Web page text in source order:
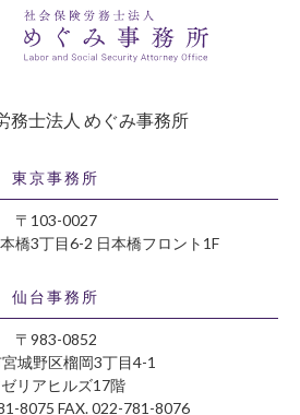
務士法人 めぐみ事務所
東京事務所
〒103-0027
橋3丁目6-2 日本橋フロント1F
仙台事務所
〒983-0852
城野区榴岡3丁目4-1
リアヒルズ17階
8075 FAX. 022-781-8076